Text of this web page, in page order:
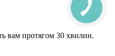
вам протягом 30 хвилин.